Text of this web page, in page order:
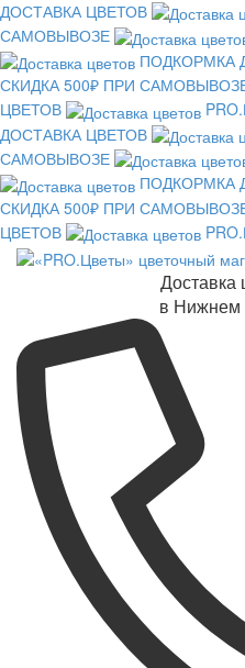
ДОСТАВКА ЦВЕТОВ
САМОВЫВОЗЕ
ПОДКОРМКА
СКИДКА 500₽ ПРИ
ЦВЕТОВ
ДОСТАВКА ЦВЕТОВ
САМОВЫВОЗЕ
ПОДКОРМКА
СКИДКА 500₽ ПРИ
ЦВЕТОВ
Доставка
в Нижнем